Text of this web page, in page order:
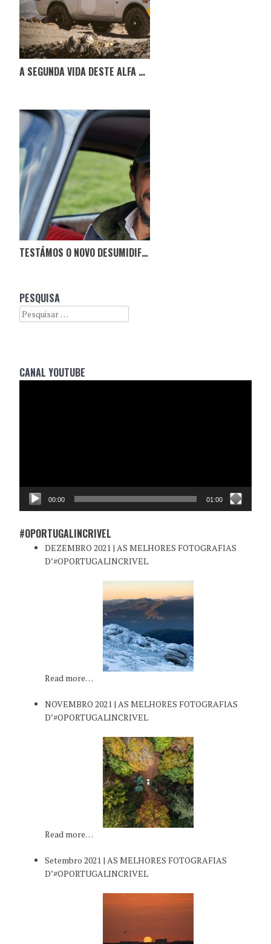
A SEGUNDA VIDA DESTE ALFA ROMEO GTV
TESTÁMOS O NOVO DESUMIDIFICADOR NO CITROËN BOCA DE SAPO
PESQUISA
Search
CANAL YOUTUBE
00:00 01:00
#OPORTUGALINCRIVEL
DEZEMBRO 2021 | AS MELHORES FOTOGRAFIAS
D’#OPORTUGALINCRIVEL
Read more…
NOVEMBRO 2021 | AS MELHORES FOTOGRAFIAS
D’#OPORTUGALINCRIVEL
Read more…
Setembro 2021 | AS MELHORES FOTOGRAFIAS
D’#OPORTUGALINCRIVEL